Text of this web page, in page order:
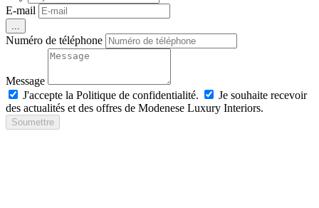
E-mail
Numéro de téléphone
Message
J'accepte la Politique de confidentialité.
Je souhaite recevoir
des actualités et des offres de Modenese Luxury Interiors.
Soumettre